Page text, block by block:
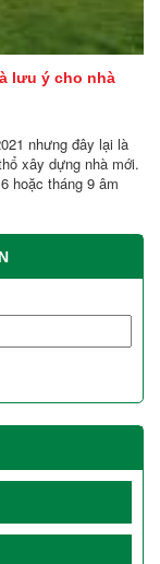
lưu ý cho nhà
nhưng đây lại là
xây dựng nhà mới.
hoặc tháng 9 âm